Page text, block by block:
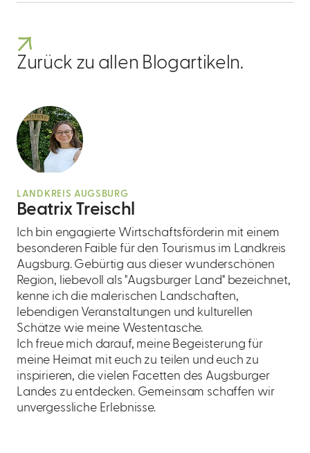
Zurück zu allen Blogartikeln.
LANDKREIS AUGSBURG
Beatrix Treischl
Ich bin engagierte Wirtschaftsförderin mit einem
besonderen Faible für den Tourismus im Landkreis
Augsburg. Gebürtig aus dieser wunderschönen
Region, liebevoll als "Augsburger Land" bezeichnet,
kenne ich die malerischen Landschaften,
lebendigen Veranstaltungen und kulturellen
Schätze wie meine Westentasche.
Ich freue mich darauf, meine Begeisterung für
meine Heimat mit euch zu teilen und euch zu
inspirieren, die vielen Facetten des Augsburger
Landes zu entdecken. Gemeinsam schaffen wir
unvergessliche Erlebnisse.